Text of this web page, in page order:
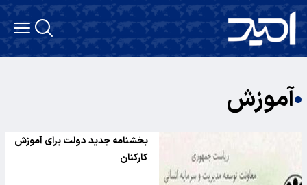
آموزش
بخشنامه جدید دولت برای آموزش
کارکنان